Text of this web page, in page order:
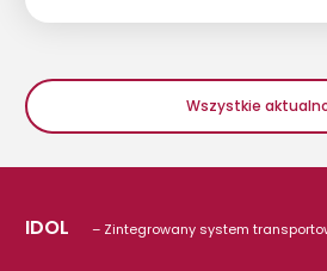
Wszystkie
IDOL – Zintegrowany system